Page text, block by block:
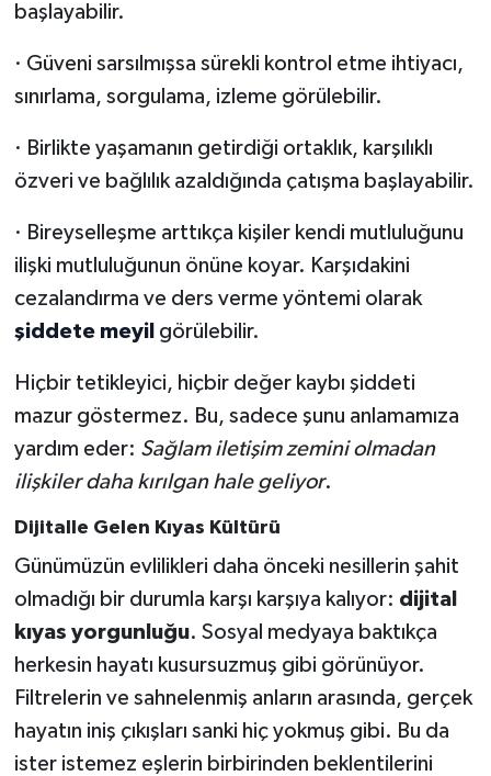
başlayabilir.
· Güveni sarsılmışsa sürekli kontrol etme ihtiyacı,
sınırlama, sorgulama, izleme görülebilir.
· Birlikte yaşamanın getirdiği ortaklık, karşılıklı
özveri ve bağlılık azaldığında çatışma başlayabilir.
· Bireyselleşme arttıkça kişiler kendi mutluluğunu
ilişki mutluluğunun önüne koyar. Karşıdakini
cezalandırma ve ders verme yöntemi olarak
şiddete meyil görülebilir.
Hiçbir tetikleyici, hiçbir değer kaybı şiddeti
mazur göstermez. Bu, sadece şunu anlamamıza
yardım eder: Sağlam iletişim zemini olmadan
ilişkiler daha kırılgan hale geliyor.
Dijitalle Gelen Kıyas Kültürü
Günümüzün evlilikleri daha önceki nesillerin şahit
olmadığı bir durumla karşı karşıya kalıyor: dijital
kıyas yorgunluğu. Sosyal medyaya baktıkça
herkesin hayatı kusursuzmuş gibi görünüyor.
Filtrelerin ve sahnelenmiş anların arasında, gerçek
hayatın iniş çıkışları sanki hiç yokmuş gibi. Bu da
ister istemez eşlerin birbirinden beklentilerini